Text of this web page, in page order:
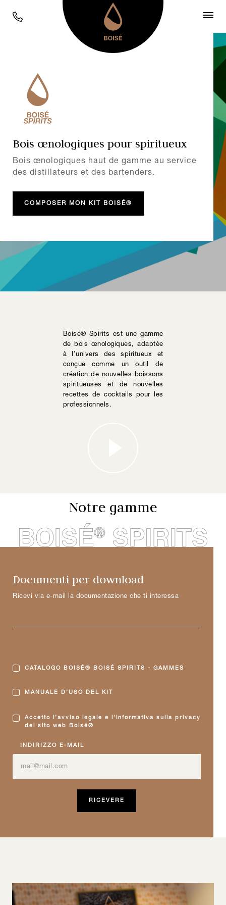
Bois œnologiques pour spiritueux
Bois œnologiques haut de gamme au service
des distillateurs et des bartenders.
COMPOSER MON KIT BOISÉ®
Boisé® Spirits est une gamme
de bois œnologiques, adaptée
à l’univers des spiritueux et
conçue comme un outil de
création de nouvelles boissons
spiritueuses et de nouvelles
recettes de cocktails pour les
professionnels.
Notre gamme
Documenti per download
Ricevi via e-mail la documentazione che ti interessa
CATALOGO BOISÉ® BOISÉ SPIRITS - GAMMES
MANUALE D’USO DEL KIT
Accetto l’avviso legale e l'informativa sulla privacy
del sito web Boisé®
INDIRIZZO E-MAIL